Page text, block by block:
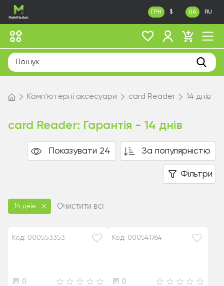
ГРН $ UA RU
Комп'ютерні аксесуари card Reader 14 днів
card Reader: Гарантія - 14 днів
Показувати 24 За популярністю
Фільтри
14 днів Очистити всі
Код: 000553353
0
Код: 000541764
0